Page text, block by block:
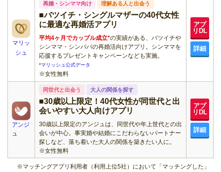
マリッ
シュ
再婚・シンママ向け 理解ある人と出会う
■バツイチ・シングルマザーの40代女性
に最適な再婚活アプリ
平均4ヶ月でカップル成立*の実績がある、バツイチや
シンママ・シンパパの再婚活向けアプリ。シンママを
応援するプレゼントキャンペーンなども実施。
*マリッシュ公式データ
※女性無料
アプ
リDL
詳細
アンジ
ュ
同世代と出会う 大人の関係を探す
■30歳以上限定！40代女性が同世代と出
会いやすい大人向けアプリ
30歳以上限定のアンジュは、同世代や年上世代との出
会いが中心。事実婚や結婚にこだわらないパートナー
探しなど、落ち着いた大人の関係を築きたい人に。
※女性無料
アプ
リDL
詳細
※マッチングアプリ利用者（利用上位5社）において「マッチングした」